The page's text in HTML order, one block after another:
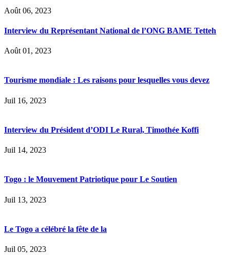
Août 06, 2023
Interview du Représentant National de l’ONG BAME Tetteh
Août 01, 2023
Tourisme mondiale : Les raisons pour lesquelles vous devez
Juil 16, 2023
Interview du Président d’ODI Le Rural, Timothée Koffi
Juil 14, 2023
Togo : le Mouvement Patriotique pour Le Soutien
Juil 13, 2023
Le Togo a célébré la fête de la
Juil 05, 2023